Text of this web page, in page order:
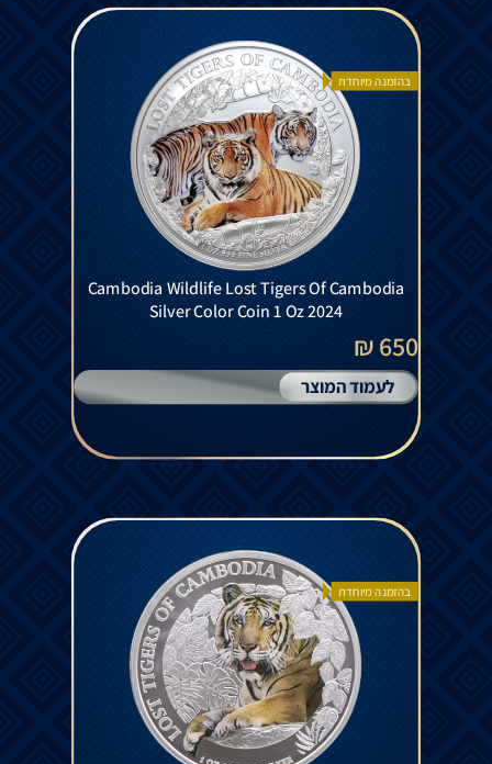
בהזמנה מיוחדת
Cambodia Wildlife Lost Tigers Of Cambodia
Silver Color Coin 1 Oz 2024
650 ₪
לעמוד המוצר
בהזמנה מיוחדת